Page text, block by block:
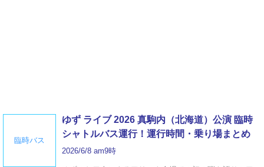
臨時バス
ゆず ライブ 2026 真駒内（北海道）公演 臨時
シャトルバス運行！運行時間・乗り場まとめ
2026/6/8 am9時